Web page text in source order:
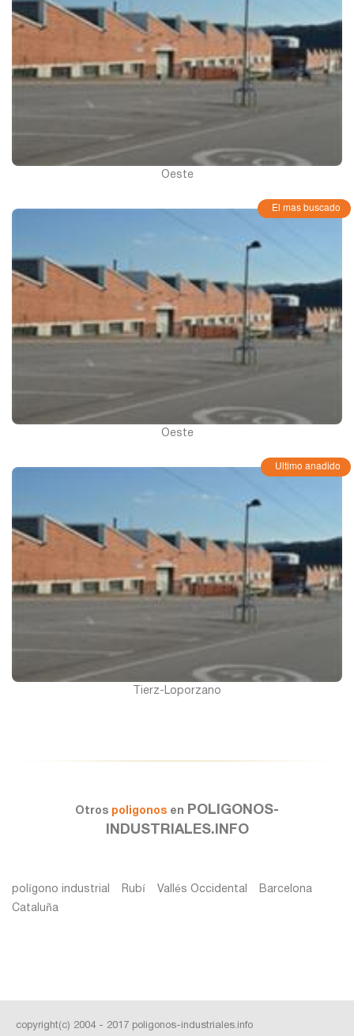
Oeste
El mas buscado
Oeste
Ultimo anadido
Tierz-Loporzano
Otros poligonos en
POLIGONOS-
INDUSTRIALES.INFO
polígono industrial Rubí Vallés Occidental
Barcelona
Cataluña
copyright(c) 2004 - 2017 poligonos-industriales.info